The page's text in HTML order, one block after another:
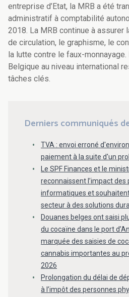
entreprise d’Etat, la MRB a été
administratif à comptabilité
2018. La MRB continue à assurer
de circulation, le graphisme, le
la lutte contre le faux-
Belgique au niveau international
tâches clés.
Derniers communiqués
TVA : envoi erroné
paiement à la suite d'un
Le SPF Finances et le
reconnaissent l’impact
informatiques et
secteur à des solutions
Douanes belges ont saisi
du cocaïne dans le port
marquée des saisies de
cannabis importantes au
2026
Prolongation du délai de
à l’impôt des personnes